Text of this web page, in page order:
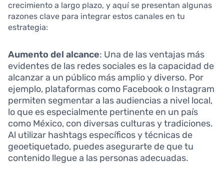
crecimiento a largo plazo, y aquí se presentan algunas
razones clave para integrar estos canales en tu
estrategia:
Aumento del alcance: Una de las ventajas más
evidentes de las redes sociales es la capacidad de
alcanzar a un público más amplio y diverso. Por
ejemplo, plataformas como Facebook o Instagram
permiten segmentar a las audiencias a nivel local,
lo que es especialmente pertinente en un país
como México, con diversas culturas y tradiciones.
Al utilizar hashtags específicos y técnicas de
geoetiquetado, puedes asegurarte de que tu
contenido llegue a las personas adecuadas.